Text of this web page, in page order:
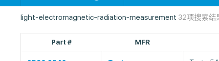
light-electromagnetic-radiation-measurement 32项搜索结
Part # MFR